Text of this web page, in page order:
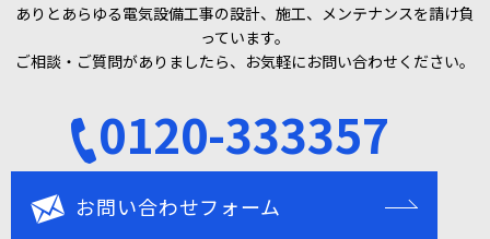
ありとあらゆる電気設備工事の設計、施工、メンテナンスを請け負
っています。
ご相談・ご質問がありましたら、お気軽にお問い合わせください。
0120-333357
お問い合わせフォーム